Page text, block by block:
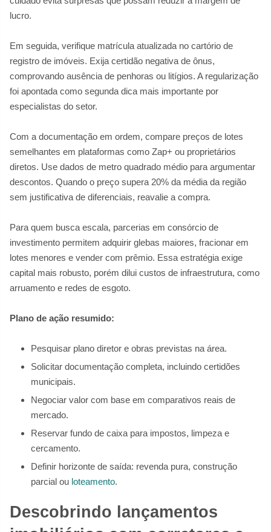
lucro.
Em seguida, verifique matrícula atualizada no cartório de
registro de imóveis. Exija certidão negativa de ônus,
comprovando ausência de penhoras ou litígios. A regularização
foi apontada como segunda dica mais importante por
especialistas do setor.
Com a documentação em ordem, compare preços de lotes
semelhantes em plataformas como Zap+ ou proprietários
diretos. Use dados de metro quadrado médio para argumentar
descontos. Quando o preço supera 20% da média da região
sem justificativa de diferenciais, reavalie a compra.
Para quem busca escala, parcerias em consórcio de
investimento permitem adquirir glebas maiores, fracionar em
lotes menores e vender com prêmio. Essa estratégia exige
capital mais robusto, porém dilui custos de infraestrutura, como
arruamento e redes de esgoto.
Plano de ação resumido:
Pesquisar plano diretor e obras previstas na área.
Solicitar documentação completa, incluindo certidões
municipais.
Negociar valor com base em comparativos reais de
mercado.
Reservar fundo de caixa para impostos, limpeza e
cercamento.
Definir horizonte de saída: revenda pura, construção
parcial ou loteamento.
Descobrindo lançamentos